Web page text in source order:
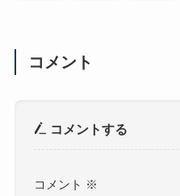
コメント
コメントする
コメント ※